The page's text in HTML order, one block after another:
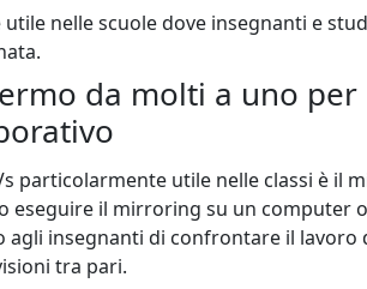
nelle scuole dove insegnanti e
da molti a uno per
particolarmente utile nelle classi è il
eseguire il mirroring su un computer
insegnanti di confrontare il lavoro
tra pari.